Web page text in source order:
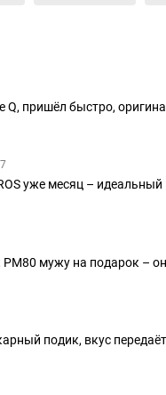
Q, пришёл быстро,
уже месяц –
PM80 мужу на подарок –
подик, вкус